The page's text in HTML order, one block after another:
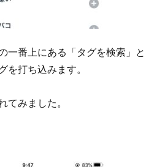
一番上にある「タグを検索」と
を打ち込みます。
てみました。